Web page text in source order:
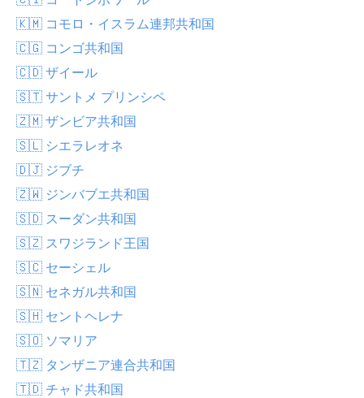
🇰🇲 コモロ・イスラム連邦共和国
🇨🇬 コンゴ共和国
🇨🇩 ザイール
🇸🇹 サントメ プリンシペ
🇿🇲 ザンビア共和国
🇸🇱 シエラレオネ
🇩🇯 ジブチ
🇿🇼 ジンバブエ共和国
🇸🇩 スーダン共和国
🇸🇿 スワジランド王国
🇸🇨 セーシェル
🇸🇳 セネガル共和国
🇸🇭 セントヘレナ
🇸🇴 ソマリア
🇹🇿 タンザニア連合共和国
🇹🇩 チャド共和国